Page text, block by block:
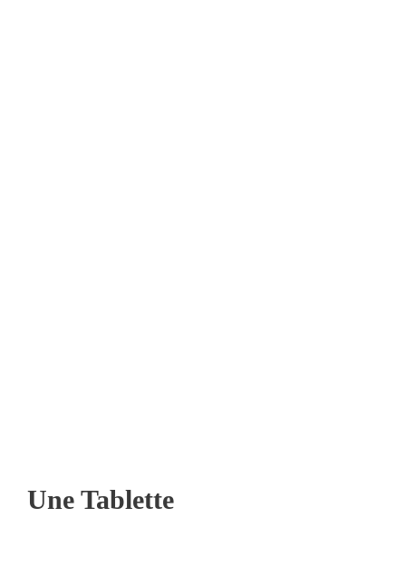
Une Tablette